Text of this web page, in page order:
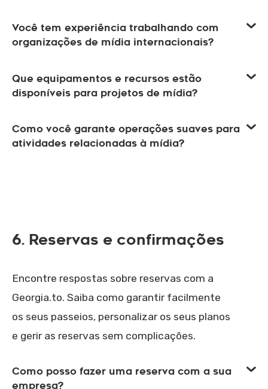
Você tem experiência trabalhando com
organizações de mídia internacionais?
Que equipamentos e recursos estão
disponíveis para projetos de mídia?
Como você garante operações suaves para
atividades relacionadas à mídia?
6. Reservas e confirmações
Encontre respostas sobre reservas com a
Georgia.to. Saiba como garantir facilmente
os seus passeios, personalizar os seus planos
e gerir as reservas sem complicações.
Como posso fazer uma reserva com a sua
empresa?